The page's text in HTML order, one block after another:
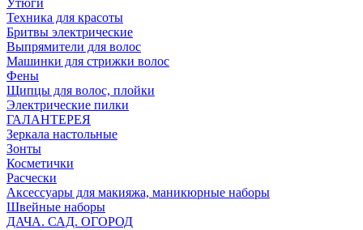
Утюги
Техника для красоты
Бритвы электрические
Выпрямители для волос
Машинки для стрижки волос
Фены
Щипцы для волос, плойки
Электрические пилки
ГАЛАНТЕРЕЯ
Зеркала настольные
Зонты
Косметички
Расчески
Аксессуары для макияжа, маникюрные наборы
Швейные наборы
ДАЧА. САД. ОГОРОД